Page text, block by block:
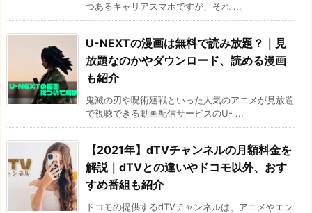
つあるキャリアスマホですが、それ ...
U-NEXTの漫画は無料で読み放題？｜見
放題なのかやダウンロード、読める漫画
も紹介
鬼滅の刃や呪術廻戦といった人気のアニメが見放題
で視聴できる動画配信サービスのU- ...
【2021年】dTVチャンネルの月額料金を
解説｜dTVとの違いやドコモ以外、おす
すめ番組も紹介
ドコモの提供するdTVチャンネルは、アニメやエン